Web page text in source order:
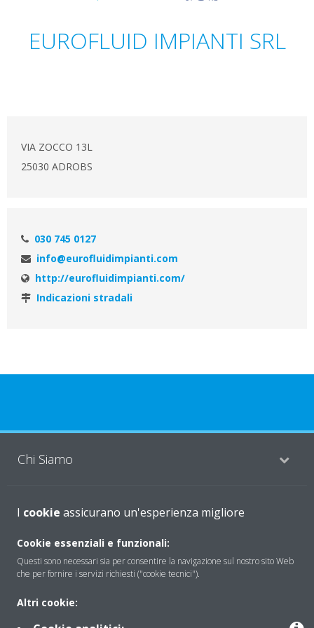
EUROFLUID IMPIANTI SRL
VIA ZOCCO 13L
25030 ADROBS
030 745 0127
info@eurofluidimpianti.com
http://eurofluidimpianti.com/
Indicazioni stradali
Chi Siamo
Soluzioni
Contattaci
Periodo di supporto definito
I cookie assicurano un'esperienza migliore
Cookie essenziali e funzionali:
Questi sono necessari sia per consentire la navigazione sul nostro sito Web
che per fornire i servizi richiesti ("cookie tecnici").
Altri cookie: